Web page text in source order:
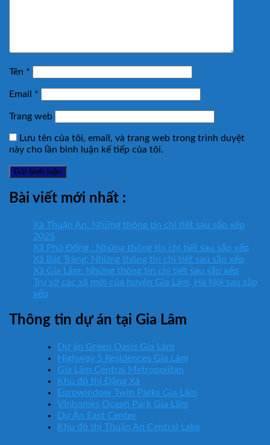
Tên *
Email *
Trang web
Lưu tên của tôi, email, và trang web trong trình duyệt
này cho lần bình luận kế tiếp của tôi.
Bài viết mới nhất :
Xã Thuận An: Những thông tin chi tiết sau sắp xếp
2025
Xã Phù Đổng : Những thông tin chi tiết sau sắp xếp
Xã Bát Tràng: Những thông tin chi tiết sau sắp xếp
Xã Gia Lâm: Những thông tin chi tiết sau sắp xếp
Trụ sở các xã mới của huyện Gia Lâm, Hà Nội sau sắp
xếp
Thông tin dự án tại Gia Lâm
Dự án Green Oasis Gia Lâm
Highway 5 Residences Gia Lâm
Gia Lâm Central Metropolitan
Khu đô thị Đặng Xá
Eurowindow Twin Parks Gia Lâm
Vinhomes Ocean Park Gia Lâm
Dự Án East Center
Khu đô thị Thuận An Central Lake